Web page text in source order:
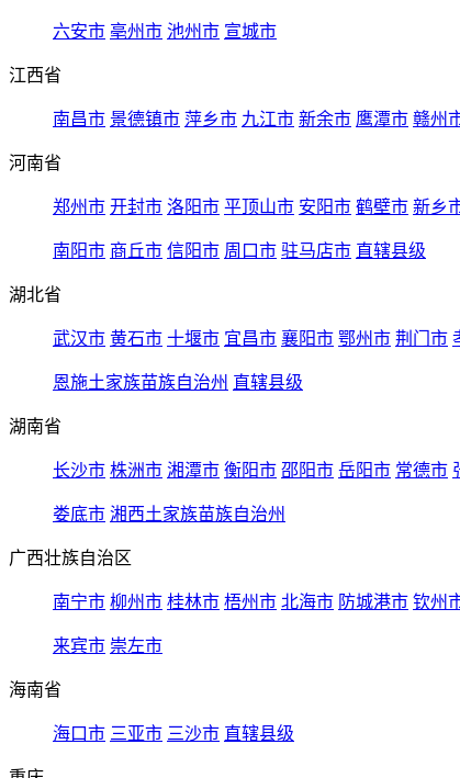
六安市 亳州市 池州市 宣城市
江西省
南昌市 景德镇市 萍乡市 九江市 新余市 鹰潭市 赣州
河南省
郑州市 开封市 洛阳市 平顶山市 安阳市 鹤壁市 新乡
南阳市 商丘市 信阳市 周口市 驻马店市 直辖县级
湖北省
武汉市 黄石市 十堰市 宜昌市 襄阳市 鄂州市 荆门市
恩施土家族苗族自治州 直辖县级
湖南省
长沙市 株洲市 湘潭市 衡阳市 邵阳市 岳阳市 常德市
娄底市 湘西土家族苗族自治州
广西壮族自治区
南宁市 柳州市 桂林市 梧州市 北海市 防城港市 钦州
来宾市 崇左市
海南省
海口市 三亚市 三沙市 直辖县级